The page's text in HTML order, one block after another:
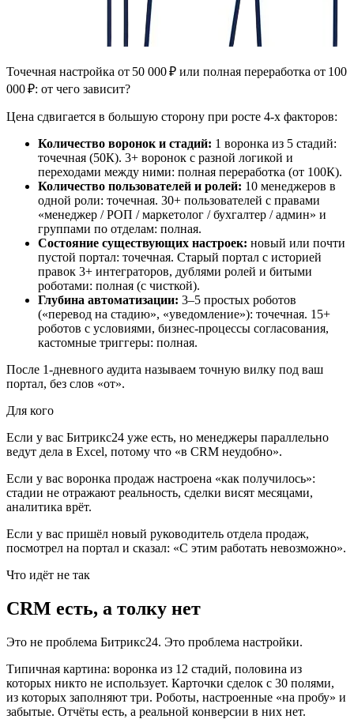
Точечная настройка от 50 000 ₽ или полная переработка от 100
000 ₽: от чего зависит?
Цена сдвигается в большую сторону при росте 4-х факторов:
Количество воронок и стадий: 1 воронка из 5 стадий:
точечная (50К). 3+ воронок с разной логикой и
переходами между ними: полная переработка (от 100К).
Количество пользователей и ролей: 10 менеджеров в
одной роли: точечная. 30+ пользователей с правами
«менеджер / РОП / маркетолог / бухгалтер / админ» и
группами по отделам: полная.
Состояние существующих настроек: новый или почти
пустой портал: точечная. Старый портал с историей
правок 3+ интеграторов, дублями ролей и битыми
роботами: полная (с чисткой).
Глубина автоматизации: 3–5 простых роботов
(«перевод на стадию», «уведомление»): точечная. 15+
роботов с условиями, бизнес-процессы согласования,
кастомные триггеры: полная.
После 1-дневного аудита называем точную вилку под ваш
портал, без слов «от».
Для кого
Если у вас Битрикс24 уже есть, но менеджеры параллельно
ведут дела в Excel, потому что «в CRM неудобно».
Если у вас воронка продаж настроена «как получилось»:
стадии не отражают реальность, сделки висят месяцами,
аналитика врёт.
Если у вас пришёл новый руководитель отдела продаж,
посмотрел на портал и сказал: «С этим работать невозможно».
Что идёт не так
CRM есть, а толку нет
Это не проблема Битрикс24. Это проблема настройки.
Типичная картина: воронка из 12 стадий, половина из
которых никто не использует. Карточки сделок с 30 полями,
из которых заполняют три. Роботы, настроенные «на пробу» и
забытые. Отчёты есть, а реальной конверсии в них нет.